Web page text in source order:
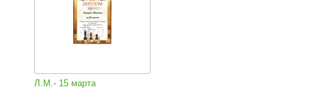
Л.М.- 15 марта